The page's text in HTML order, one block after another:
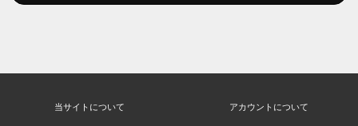
当サイトについて アカウントについて